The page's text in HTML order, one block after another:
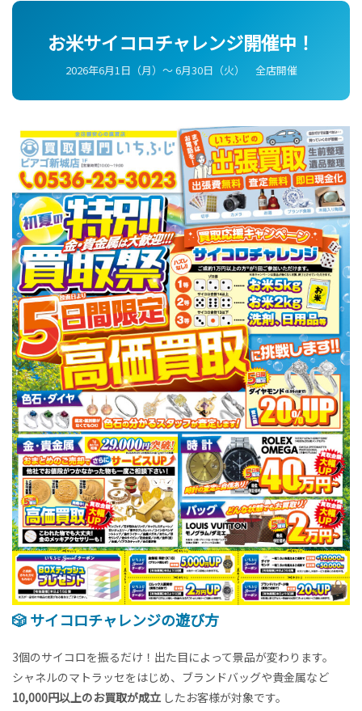
お米サイコロチャレンジ開催中！
2026年6月1日（月）〜 6月30日（火） 全店開催
🎲 サイコロチャレンジの遊び方
3個のサイコロを振るだけ！出た目によって景品が変わります。
シャネルのマトラッセをはじめ、ブランドバッグや貴金属など
10,000円以上のお買取が成立 したお客様が対象です。